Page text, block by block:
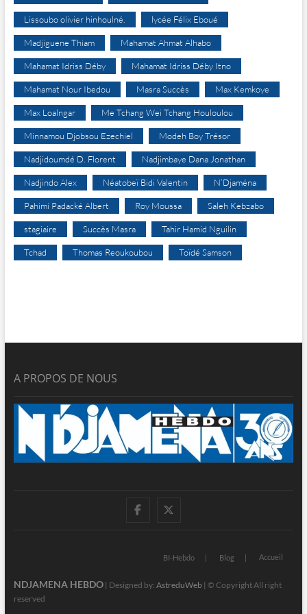
Lissoubo olivier hinhoulné. lycée Félix Eboué
Madjiguene Thiam Mahamat Ahmat Alhabo
Mahamat Idriss Déby Mahamat Idriss Déby Itno
Mahamat Nour Ibedou Masra Succès Max Kemkoye
Max Loalngar Me Tchang Wei Tchang Houloulou
Minnamou Djobsou Ezechiel Modeh Boy Trésor
Nadjidoumdé D. Florent Nadjimbaye Dana Jonathan
Nadjindo Alex Néatobeï Bidi Valentin N’Djaména
Pahimi Padacké Albert Roy Moussa Saleh Kebzabo
stagiaire Succès Masra Tahir Hamid Nguilin
Tchad Thomas Reoukoubou Toïdé Samson
A PROPOS DE NOUS
facebook
BI-Hebdo Blog Accueil
NDJAMENA HEBDO| Designed by: AstreduWeb | © Copyright All right
reserved